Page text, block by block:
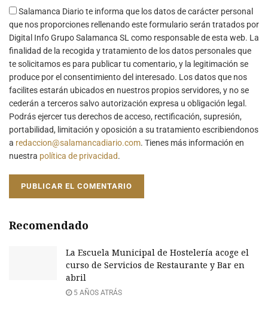
Salamanca Diario te informa que los datos de carácter personal
que nos proporciones rellenando este formulario serán tratados por
Digital Info Grupo Salamanca SL como responsable de esta web. La
finalidad de la recogida y tratamiento de los datos personales que
te solicitamos es para publicar tu comentario, y la legitimación se
produce por el consentimiento del interesado. Los datos que nos
facilites estarán ubicados en nuestros propios servidores, y no se
cederán a terceros salvo autorización expresa u obligación legal.
Podrás ejercer tus derechos de acceso, rectificación, supresión,
portabilidad, limitación y oposición a su tratamiento escribiendonos
a redaccion@salamancadiario.com. Tienes más información en
nuestra política de privacidad.
Recomendado
La Escuela Municipal de Hostelería acoge el
curso de Servicios de Restaurante y Bar en
abril
5 AÑOS ATRÁS